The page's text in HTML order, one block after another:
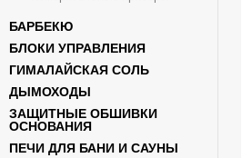
БАРБЕКЮ
БЛОКИ УПРАВЛЕНИЯ
ГИМАЛАЙСКАЯ СОЛЬ
ДЫМОХОДЫ
ЗАЩИТНЫЕ ОБШИВКИ
ОСНОВАНИЯ
ПЕЧИ ДЛЯ БАНИ И САУНЫ